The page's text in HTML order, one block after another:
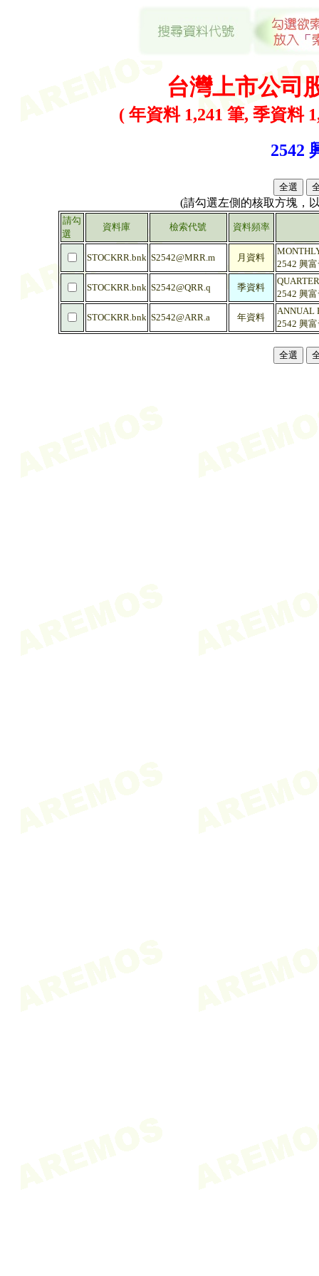
台灣上市公司
( 年資料 1,241 筆, 季資料
2542
(請勾選左側的核取方塊，
請勾
選
資料庫 檢索代號 資料頻率
STOCKRR.bnk S2542@MRR.m 月資料
2542 興
STOCKRR.bnk S2542@QRR.q 季資料
2542 興
STOCKRR.bnk S2542@ARR.a 年資料
ANNUAL
2542 興